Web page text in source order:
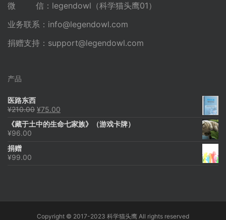
微 信：legendowl（科学猫头鹰01）
业务联系： info@legendowl.com
捐赠支持： support@legendowl.com
产品
医路东西
¥210.00 原
为：
¥75.00
价
《藏于土中的生命七家族》（游戏卡牌）
¥96.00
捐赠
¥99.00
Copyright © 2017-2023 科学猫头鹰 All rights reserved